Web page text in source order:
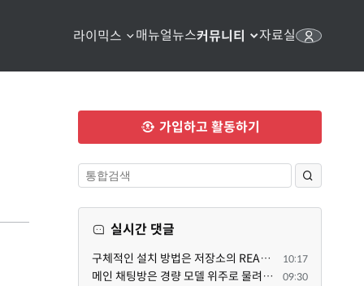
라이믹스 매뉴얼뉴스커뮤니티 자료실
가입하고 활동하기
실시간 댓글
구체적인 설치 방법은 저장소의 README 파일에 있으니, 본문은 좀 덜 복잡해 보이도록^^ 줄여 보시면 어떨까... 10:17
메인 채팅방은 경량 모델 위주로 물려서 세션 관리 용도로만 쓰고, 각 기능 구현 세션은 디스코드 내의 스레... 09:30